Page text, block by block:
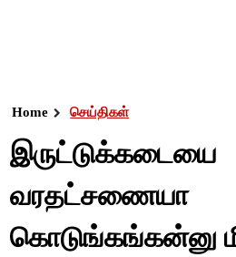
Home செய்திகள்
இருட்டுக்கடையை
வரதட்சணையா
கொடுங்கங்கன்னு